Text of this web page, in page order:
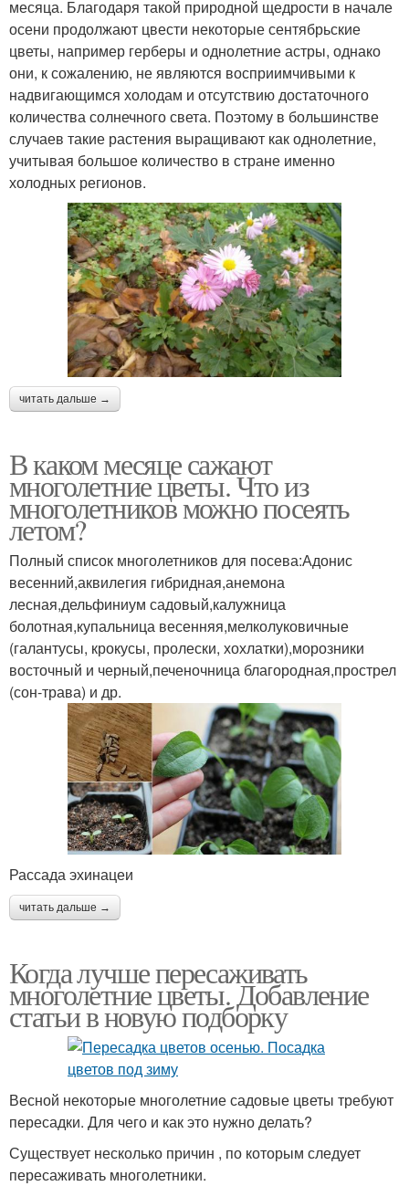
месяца. Благодаря такой природной щедрости в начале
осени продолжают цвести некоторые сентябрьские
цветы, например герберы и однолетние астры, однако
они, к сожалению, не являются восприимчивыми к
надвигающимся холодам и отсутствию достаточного
количества солнечного света. Поэтому в большинстве
случаев такие растения выращивают как однолетние,
учитывая большое количество в стране именно
холодных регионов.
читать дальше →
В каком месяце сажают
многолетние цветы. Что из
многолетников можно посеять
летом?
Полный список многолетников для посева:Адонис
весенний,аквилегия гибридная,анемона
лесная,дельфиниум садовый,калужница
болотная,купальница весенняя,мелколуковичные
(галантусы, крокусы, пролески, хохлатки),морозники
восточный и черный,печеночница благородная,прострел
(сон-трава) и др.
Рассада эхинацеи
читать дальше →
Когда лучше пересаживать
многолетние цветы. Добавление
статьи в новую подборку
Весной некоторые многолетние садовые цветы требуют
пересадки. Для чего и как это нужно делать?
Существует несколько причин , по которым следует
пересаживать многолетники.